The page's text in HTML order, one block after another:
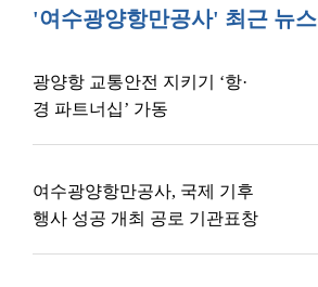
'여수광양항만공사' 최근 뉴스
광양항 교통안전 지키기 ‘항·
경 파트너십’ 가동
여수광양항만공사, 국제 기후
행사 성공 개최 공로 기관표창